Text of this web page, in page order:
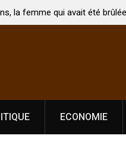
avait été brûlée avec son
ECONOMIE